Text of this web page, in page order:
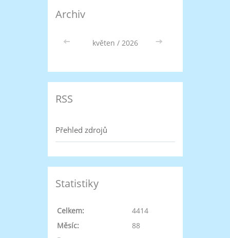
Archiv
<< květen / 2026 >>
RSS
Přehled zdrojů
Statistiky
Celkem:
4414
Měsíc:
88